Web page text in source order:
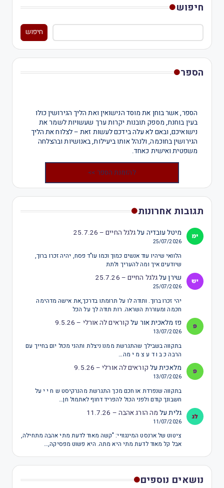
חיפוש
חיפוש
הספר
הספר, אשר בוחן את מוסד הנישואין ואת הליך הגירושין כולו
בעין בוחנת, מספק תובנות יקרות ערך שעשויות לשמר את
נישואיכם, ובאם לא עלה בידכם לעשות זאת – לצלוח את הליך
הגירושין בחוכמה, ולנהל אותו ביעילות, באנושיות ובהצלחה
משפטית ואישית כאחד.
להזמנת הספר >>
תגובות אחרונות
מיטל עובדיה עלגלגל החיים – 25.7.26
25/07/2026
הלוואי שיהיו עוד אנשים כמוך וכמו עו"ד פסח, יהיה זכרו ברוך,
שיודעים איך ומה להעריך ולתת
שירןעלגלגל החיים – 25.7.26
25/07/2026
יהי זכרו ברוך. ותודה לו על תרומתו בדרכך,את אישה מדהימה
חכמה ומעוררת השראה. רות תודה לך על הכל
פז מלאכית אור על קוראים לה אורלי – 9.5.26
13/07/2026
בתקווה בשבילך שהתגרשת ממנו ניצלת ותהני מכול יום בחייך עם
הרבה כ ב ו ד ע צ מ י מה…
מלאכיתעל קוראים לה אורלי – 9.5.26
13/07/2026
בתקווה שנפרדת או חכם מכך התגרשת מהנרקיסט ש ח י י על
חשבונך קודם ולפני הכול להפריד דחוף לאתמול חן…
גליתעל מה הורג אהבה – 11.7.26
11/07/2026
ציטוט של ארנסט המינגוויי: "קשה מאוד לדעת מתי אהבה מתחילה,
אבל קל מאוד לדעת מתי היא מתה. היא פשוט מפסיקה,…
נושאים נוספים